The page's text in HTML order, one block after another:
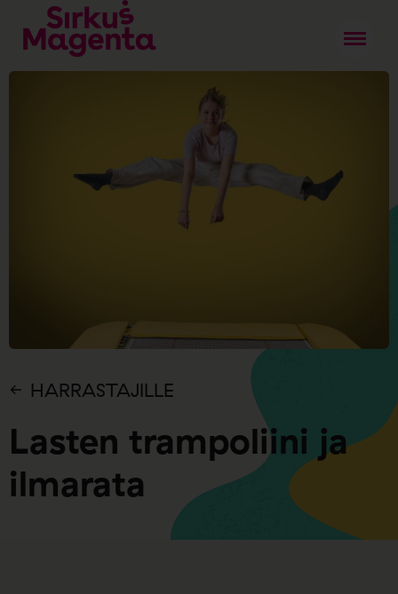
HARRASTAJILLE
Lasten trampoliini ja
ilmarata